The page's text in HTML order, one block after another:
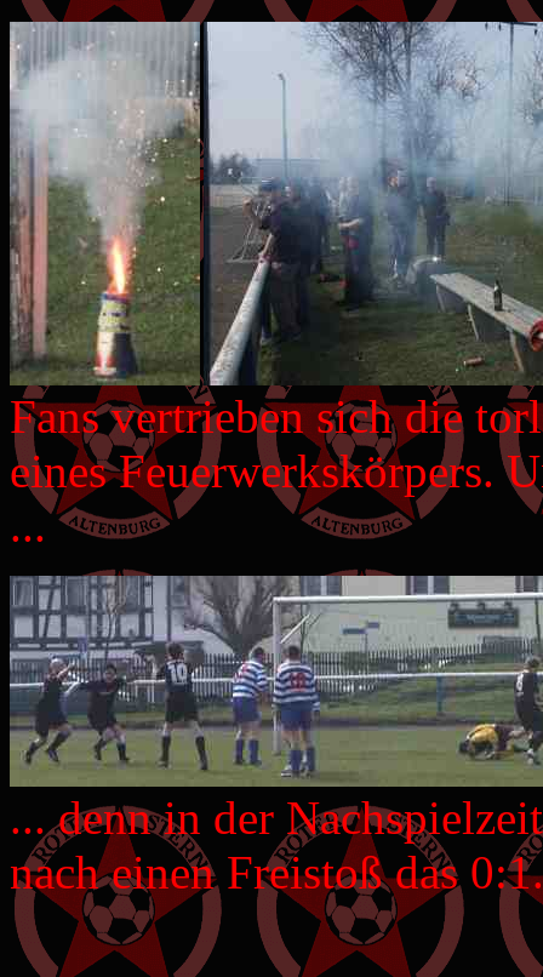
Fans vertrieben sich die
eines Feuerwerkskörpers.
...
... denn in der
nach einen Freistoß das 0:1.